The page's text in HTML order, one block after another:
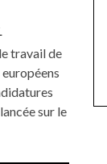
travail de
sur le